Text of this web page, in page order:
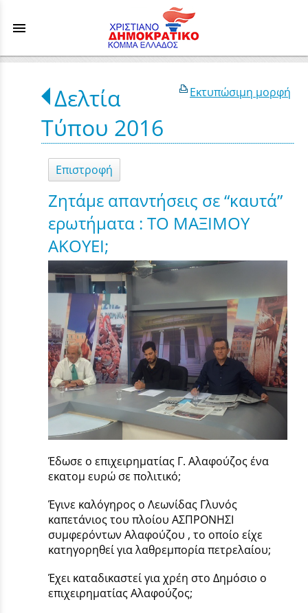
menu
Εκτυπώσιμη μορφή
Δελτία
Τύπου 2016
Επιστροφή
Ζητάμε απαντήσεις σε “καυτά”
ερωτήματα : ΤΟ ΜΑΞΙΜΟΥ
ΑΚΟΥΕΙ;
Έδωσε ο επιχειρηματίας Γ. Αλαφούζος ένα
εκατομ ευρώ σε πολιτικό;
Έγινε καλόγηρος ο Λεωνίδας Γλυνός
καπετάνιος του πλοίου ΑΣΠΡΟΝΗΣΙ
συμφερόντων Αλαφούζου , το οποίο είχε
κατηγορηθεί για λαθρεμπορία πετρελαίου;
Έχει καταδικαστεί για χρέη στο Δημόσιο ο
επιχειρηματίας Αλαφούζος;